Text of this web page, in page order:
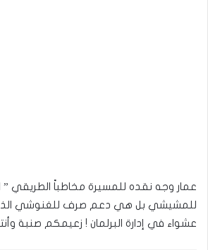
عمار وجه نقده للمسيرة مخاطباً الطريقي
للمشيشي بل هي دعم صرف للغنوشي
عشواء في إدارة البرلمان ! زعيمكم صنبة